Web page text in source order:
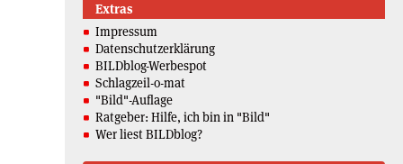
Extras
Impressum
Datenschutzerklärung
BILDblog-Werbespot
Schlagzeil-o-mat
"Bild"-Auflage
Ratgeber: Hilfe, ich bin in "Bild"
Wer liest BILDblog?